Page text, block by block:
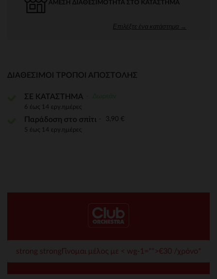
ΆΜΕΣΗ ΔΙΑΘΕΣΙΜΌΤΗΤΑ ΣΤΟ ΚΑΤΆΣΤΗΜΑ
Επιλέξτε ένα κατάστημα →
ΔΙΑΘΈΣΙΜΟΙ ΤΡΌΠΟΙ ΑΠΟΣΤΟΛΉΣ
ΣΕ ΚΑΤΑΣΤΗΜΑ
6 έως 14 εργ.ημέρες
Παράδοση στο σπίτι 3,90 €
5 έως 14 εργ.ημέρες
strong strongΓίνομαι μέλος με < wg-1="">€30 /χρόνο*